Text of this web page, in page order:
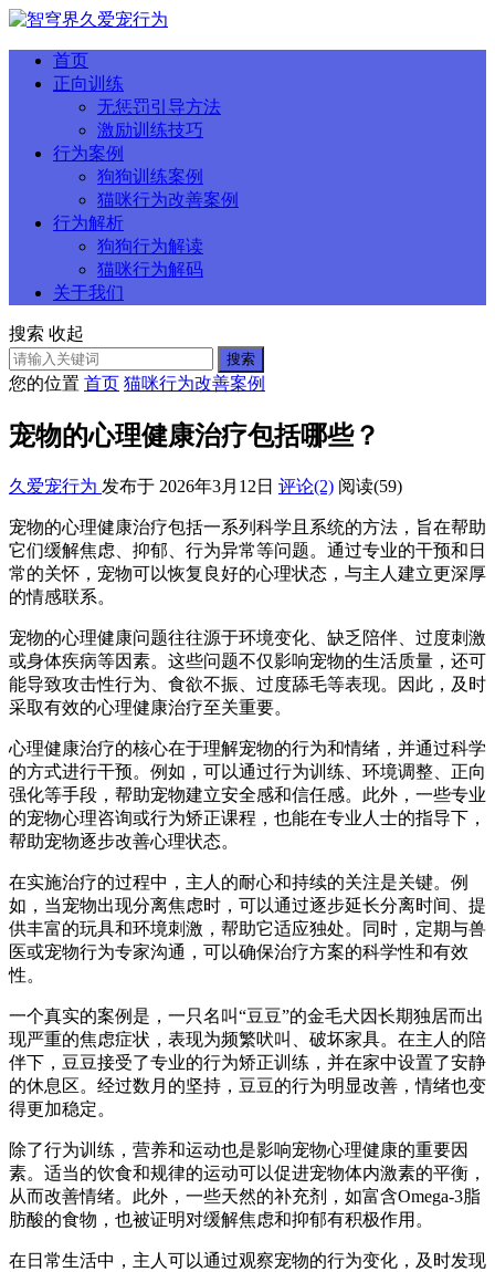
首页
正向训练
无惩罚引导方法
激励训练技巧
行为案例
狗狗训练案例
猫咪行为改善案例
行为解析
狗狗行为解读
猫咪行为解码
关于我们
搜索 收起
搜索
您的位置 首页 猫咪行为改善案例
宠物的心理健康治疗包括哪些？
久爱宠行为 发布于 2026年3月12日 评论(2) 阅读(59)
宠物的心理健康治疗包括一系列科学且系统的方法，旨在帮助
它们缓解焦虑、抑郁、行为异常等问题。通过专业的干预和日
常的关怀，宠物可以恢复良好的心理状态，与主人建立更深厚
的情感联系。
宠物的心理健康问题往往源于环境变化、缺乏陪伴、过度刺激
或身体疾病等因素。这些问题不仅影响宠物的生活质量，还可
能导致攻击性行为、食欲不振、过度舔毛等表现。因此，及时
采取有效的心理健康治疗至关重要。
心理健康治疗的核心在于理解宠物的行为和情绪，并通过科学
的方式进行干预。例如，可以通过行为训练、环境调整、正向
强化等手段，帮助宠物建立安全感和信任感。此外，一些专业
的宠物心理咨询或行为矫正课程，也能在专业人士的指导下，
帮助宠物逐步改善心理状态。
在实施治疗的过程中，主人的耐心和持续的关注是关键。例
如，当宠物出现分离焦虑时，可以通过逐步延长分离时间、提
供丰富的玩具和环境刺激，帮助它适应独处。同时，定期与兽
医或宠物行为专家沟通，可以确保治疗方案的科学性和有效
性。
一个真实的案例是，一只名叫“豆豆”的金毛犬因长期独居而出
现严重的焦虑症状，表现为频繁吠叫、破坏家具。在主人的陪
伴下，豆豆接受了专业的行为矫正训练，并在家中设置了安静
的休息区。经过数月的坚持，豆豆的行为明显改善，情绪也变
得更加稳定。
除了行为训练，营养和运动也是影响宠物心理健康的重要因
素。适当的饮食和规律的运动可以促进宠物体内激素的平衡，
从而改善情绪。此外，一些天然的补充剂，如富含Omega-3脂
肪酸的食物，也被证明对缓解焦虑和抑郁有积极作用。
在日常生活中，主人可以通过观察宠物的行为变化，及时发现